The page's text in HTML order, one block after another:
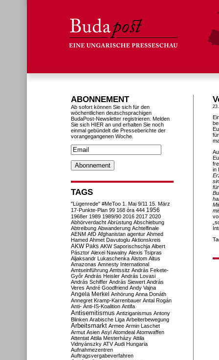
in
ABONNEMENT
Ab sofort können Sie sich für den
wöchentlichen deutschsprachigen
BudaPost-Newsletter registrieren. Melden
Sie sich HIER an und erhalten Sie noch
einmal gebündelt die Presseberichte der
vorangegangenen Woche.
TAGS
"Lügenrede" #MeToo 1. Mai 9/11 15. März
17-Punkte-Plan 99 168 óra 444 1956
1968er 1989 1989/90 2016 2017 2020
Abhörverdacht Abrüstung Abschiebung
Abtreibung Abwanderung Achtelfinale
AENM AfD Afghanistan agentur Ahmed
Hamed Ahmet Davutoglu Aktionskreis
AKW Paks AKW Saporischschja Albert
Pásztor Alexei Nawalny Alexis Tsipras
Aljaksandr Lukaschenka Alstom Altus
Amazonas Amnesty International
Amtseinführung Amtssitz András Fekete-
Győr András Heisler András Lovasi
András Schiffer András Siewert András
Veres André Goodfriend Andy Vajna
Angela Merkel Anhörung Anna Donáth
Annegret Kramp-Karrenbauer Antal Rogán
Anti- Anti-IS-Koalition Antifa
Antisemitismus Antiziganismus Antony
Blinken Arabische Liga Arbeiterbewegung
Arbeitsmarkt Armee Armin Laschet
Armut Asien Asyl Atomdeal Atomwaffen
Attentat Attila Mesterházy Attila
Vidnyánszky ATV Audi Hungaria
Aufnahmezentren
Auftragsvergabeverfahren